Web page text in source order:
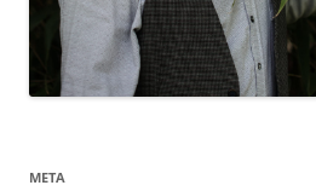
META